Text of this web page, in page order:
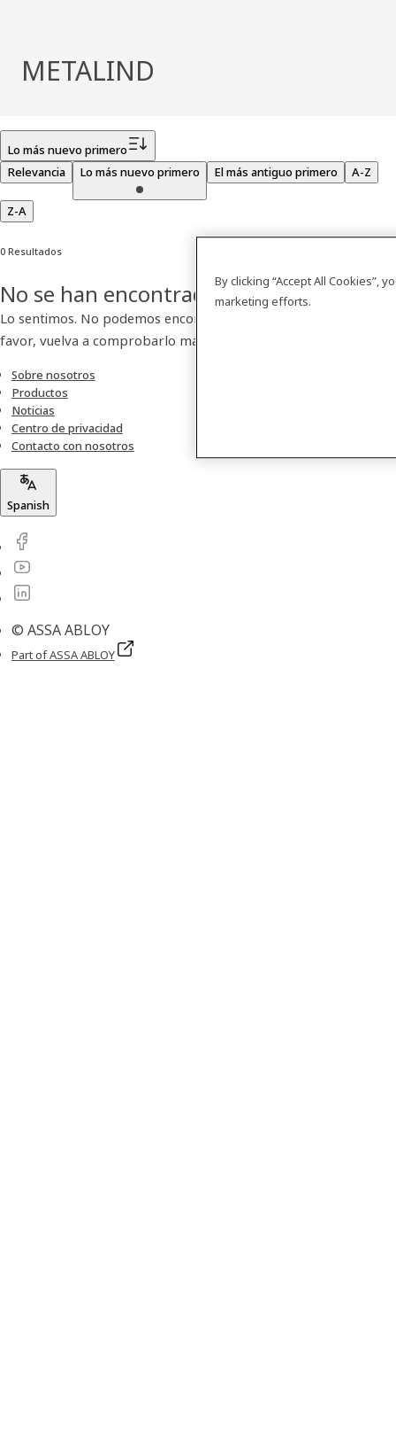
METALIND
Lo más nuevo primero
Relevancia
Lo más nuevo primero El más antiguo primero A-Z
Z-A
0 Resultados
No se han encontrado resultados
Lo sentimos. No podemos encontrar ningún producto. Por
favor, vuelva a comprobarlo más tarde.
Sobre nosotros
Productos
Noticias
Centro de privacidad
Contacto con nosotros
Spanish
© ASSA ABLOY
Part of ASSA ABLOY
By clicking “Accept All Cookies”,
marketing efforts.